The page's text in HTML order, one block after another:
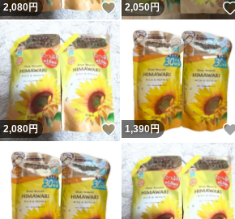
2,080円 いいね！
2,050円
2,080円 いいね！
1,390円